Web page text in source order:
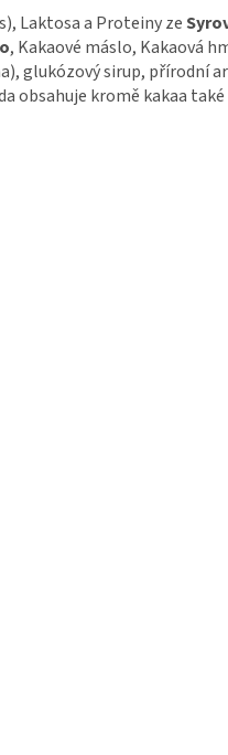
Laktosa a Proteiny ze
, Kakaové máslo, Kakaová
glukózový sirup, přírodní
obsahuje kromě kakaa